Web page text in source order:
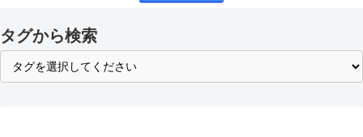
タグから検索